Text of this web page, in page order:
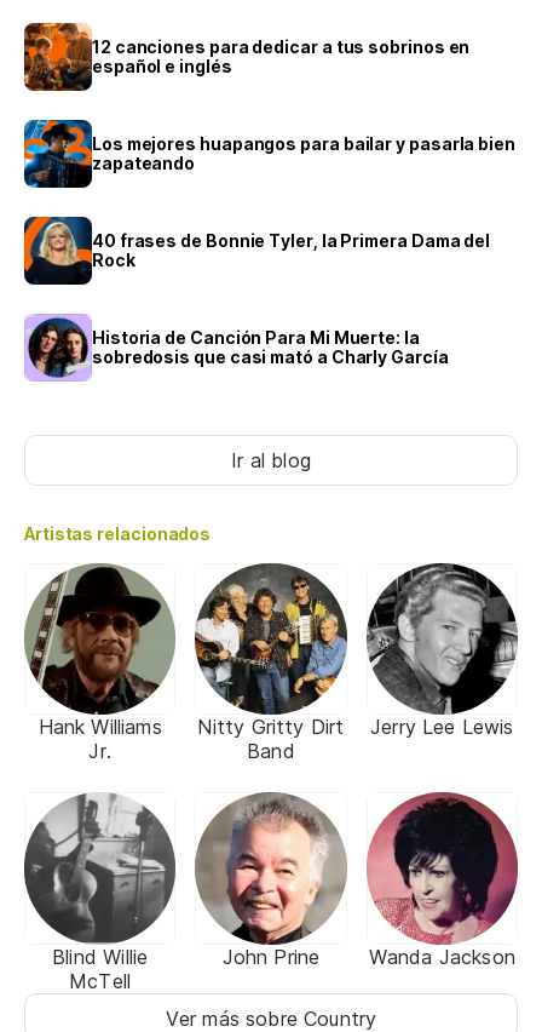
12 canciones para dedicar a tus sobrinos en
español e inglés
Los mejores huapangos para bailar y pasarla bien
zapateando
40 frases de Bonnie Tyler, la Primera Dama del
Rock
Historia de Canción Para Mi Muerte: la
sobredosis que casi mató a Charly García
Ir al blog
Artistas relacionados
Hank Williams
Jr.
Nitty Gritty Dirt
Band
Jerry Lee Lewis
Blind Willie
McTell
John Prine Wanda Jackson
Ver más sobre Country